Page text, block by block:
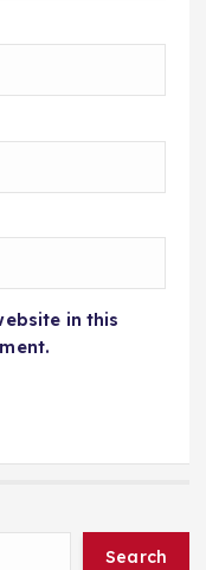
in this
Search